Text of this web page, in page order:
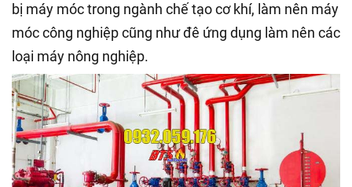
bị máy móc trong ngành chế tạo cơ khí, làm nên máy
móc công nghiệp cũng như đê ứng dụng làm nên các
loại máy nông nghiệp.